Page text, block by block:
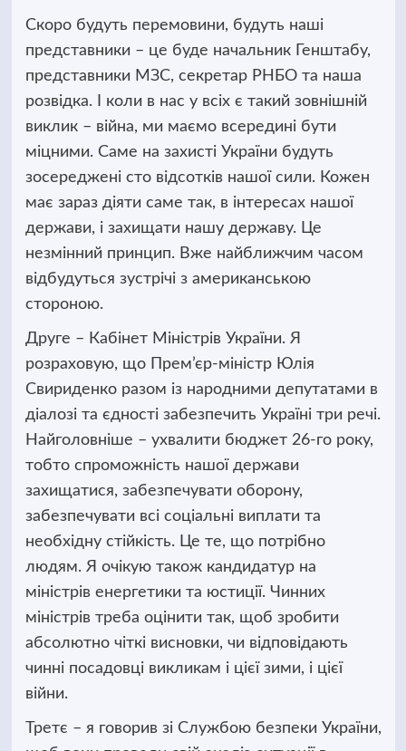
Скоро будуть перемовини, будуть наші
представники – це буде начальник Генштабу,
представники МЗС, секретар РНБО та наша
розвідка. І коли в нас у всіх є такий зовнішній
виклик – війна, ми маємо всередині бути
міцними. Саме на захисті України будуть
зосереджені сто відсотків нашої сили. Кожен
має зараз діяти саме так, в інтересах нашої
держави, і захищати нашу державу. Це
незмінний принцип. Вже найближчим часом
відбудуться зустрічі з американською
стороною.
Друге – Кабінет Міністрів України. Я
розраховую, що Прем’єр-міністр Юлія
Свириденко разом із народними депутатами в
діалозі та єдності забезпечить Україні три речі.
Найголовніше – ухвалити бюджет 26-го року,
тобто спроможність нашої держави
захищатися, забезпечувати оборону,
забезпечувати всі соціальні виплати та
необхідну стійкість. Це те, що потрібно
людям. Я очікую також кандидатур на
міністрів енергетики та юстиції. Чинних
міністрів треба оцінити так, щоб зробити
абсолютно чіткі висновки, чи відповідають
чинні посадовці викликам і цієї зими, і цієї
війни.
Третє – я говорив зі Службою безпеки України,